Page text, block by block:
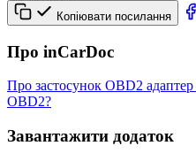
Копіювати посилання
Про inCarDoc
Про застосунок OBD2 адаптер
OBD2?
Завантажити додаток